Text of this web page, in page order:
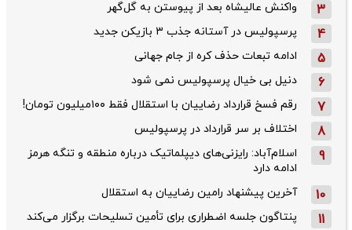
3 واکنش عالیشاه بعد از پیوستن به گل‌گهر
4 پرسپولیس در آستانه جذب ۳ بازیکن جدید
5 ادامه تبعات حذف کره از جام جهانی
6 دنیل بی خیال پرسپولیس نمی شود
7 رقم فسخ قرارداد رضاییان با استقلال فقط ۱۰۰میلیون تومان!
8 اختلاف بر سر قرارداد در پرسپولیس
9
اسلام‌آباد: رایزنی‌های دیپلماتیک درباره منطقه و تنگه هرمز
ادامه دارد
10 آخرین پیشنهاد رامین رضاییان به استقلال
11 پنتاگون جلسه اضطراری برای تأمین تسلیحات برگزار می‌کند